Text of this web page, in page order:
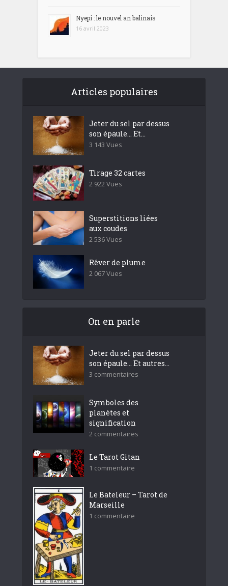
Nyepi : le nouvel an balinais
16 avril 2023
Articles populaires
Jeter du sel par dessus
son épaule… Et...
3 143 Vues
Tirage 32 cartes
2 922 Vues
Superstitions liées
aux coudes
2 536 Vues
Rêver de plume
2 067 Vues
On en parle
Jeter du sel par dessus
son épaule… Et autres...
3 commentaires
Symboles des
planètes et
signification
2 commentaires
Le Tarot Gitan
1 commentaire
Le Bateleur – Tarot de
Marseille
1 commentaire